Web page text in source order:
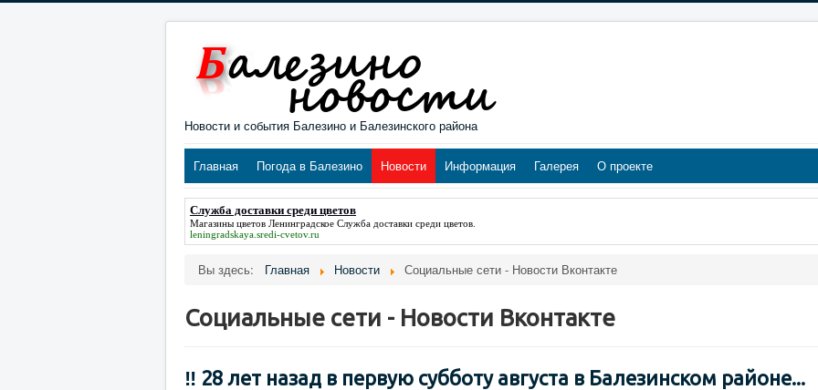
Новости и события Балезино и Балезинского района
Главная Погода в Балезино Новости Информация Галерея О проекте
Служба доставки среди цветов
Магазины цветов Ленинградское Служба доставки среди цветов
leningradskaya.sredi-cvetov.ru
Вы здесь: Главная Новости Социальные сети - Новости Вконтакте
Социальные сети - Новости Вконтакте
‼ 28 лет назад в первую субботу августа в Балезинском районе...